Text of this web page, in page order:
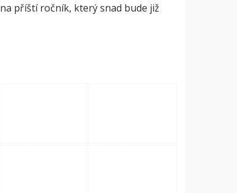
příští ročník, který snad bude již